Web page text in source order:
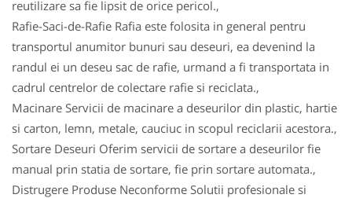
reutilizare sa fie lipsit de orice pericol.,
Rafie-Saci-de-Rafie Rafia este folosita in general pentru
transportul anumitor bunuri sau deseuri, ea devenind la
randul ei un deseu sac de rafie, urmand a fi transportata in
cadrul centrelor de colectare rafie si reciclata.,
Macinare Servicii de macinare a deseurilor din plastic, hartie
si carton, lemn, metale, cauciuc in scopul reciclarii acestora.,
Sortare Deseuri Oferim servicii de sortare a deseurilor fie
manual prin statia de sortare, fie prin sortare automata.,
Distrugere Produse Neconforme Solutii profesionale si